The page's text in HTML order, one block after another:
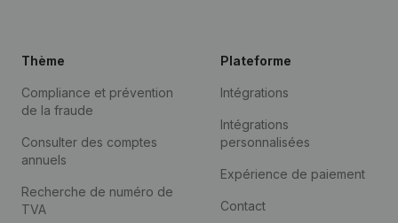
Thème
Compliance et prévention
de la fraude
Consulter des comptes
annuels
Recherche de numéro de
TVA
Plateforme
Intégrations
Intégrations
personnalisées
Expérience de paiement
Contact